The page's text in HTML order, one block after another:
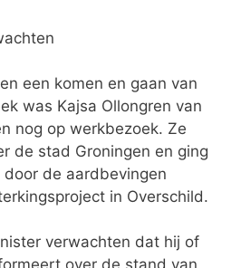
een komen en gaan van
was Kajsa Ollongren van
nog op werkbezoek. Ze
de stad Groningen en ging
de aardbevingen
in Overschild.
verwachten dat hij of
over de stand van